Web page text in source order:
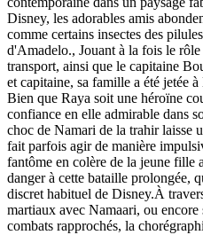
Disney, les adorables amis
comme certains insectes des
d'Amadelo., Jouant à la fois le
transport, ainsi que le capitaine
et capitaine, sa famille a été jetée
Bien que Raya soit une héroïne
confiance en elle admirable dans
choc de Namari de la trahir laisse
fait parfois agir de manière
fantôme en colère de la jeune fille
danger à cette bataille prolongée,
discret habituel de Disney.À
martiaux avec Namaari, ou encore
combats rapprochés, la